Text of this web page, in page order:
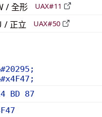
/ 全形 UAX#11
/ 正立 UAX#50
BD 87